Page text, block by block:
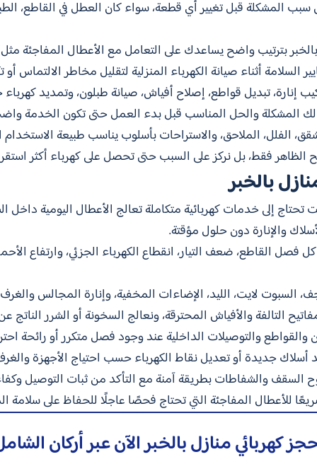
المشكلة قبل تغيير أي قطعة، سواء كان العطل في القاطع،
بالخبر بترتيب واضح يساعدك على التعامل مع الأعطال المفاجئة
السلامة أثناء صيانة الكهرباء المنزلية لتقليل مخاطر الالتماس
إنارة، تبديل قواطع، إصلاح أفياش، صيانة طبلون، وتمديد
المشكلة والحل المناسب قبل بدء العمل حتى تكون الخدمة
الفلل، الملاحق، والاستراحات بأسلوب يناسب طبيعة الاستخدام
الظاهر فقط، بل نركز على السبب حتى تحصل على كهرباء أكثر
بالخبر
تحتاج إلى خدمات كهربائية متكاملة تعالج الأعطال اليومية داخل
والإنارة دون حلول مؤقتة.
فصل القاطع، ضعف التيار، انقطاع الكهرباء الجزئي، وارتفاع
السبوت لايت، الليد، الإضاءات المخفية، وإنارة المجالس
التالفة والأفياش المحترقة، ونعالج السخونة أو الشرر
والقواطع والتوصيلات الداخلية عند وجود فصل متكرر أو رائحة
أسلاك جديدة أو تعديل نقاط الكهرباء حسب احتياج الأجهزة
السقف والشفاطات بطريقة آمنة مع التأكد من ثبات التوصيل
للأعطال المفاجئة التي تحتاج فحصًا عاجلًا للحفاظ على سلامة
كهربائي منازل بالخبر الآن عبر أركان